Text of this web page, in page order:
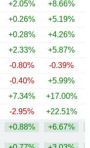
+2.05% +8.66%
+0.26% +5.19%
+0.28% +4.26%
+2.33% +5.87%
-0.80% -0.39%
-0.40% +5.99%
+7.34% +17.00%
-2.95% +22.51%
+0.88% +6.67%